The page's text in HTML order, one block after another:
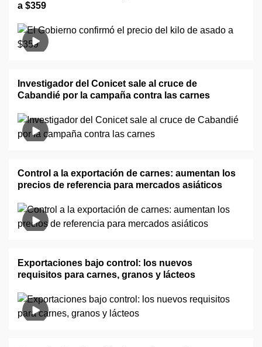
a $359
Investigador del Conicet sale al cruce de
Cabandié por la campaña contra las carnes
Control a la exportación de carnes: aumentan los
precios de referencia para mercados asiáticos
Exportaciones bajo control: los nuevos
requisitos para carnes, granos y lácteos